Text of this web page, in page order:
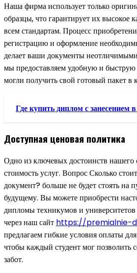
Наша фирма использует только
образцы, что гарантирует их высокое
всем стандартам. Процесс
регистрацию и оформление
делает ваши документы
мы предоставляем удобную и
могли получить свой готовый пакет в
Где купить диплом с занесением
Доступная ценовая политика
Одно из ключевых достоинств нашего
стоимость услуг. Вопрос Сколько
документ? больше не будет стоять на
будущему. Вы можете приобрести
дипломы техникумов и
через наш сайт https://premialnie-
предлагаем гибкие условия оплаты
чтобы каждый студент мог позволить
забот.